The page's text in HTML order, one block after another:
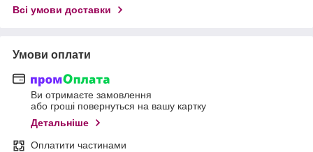
Всі умови доставки
Умови оплати
Ви отримаєте замовлення
або гроші повернуться на вашу картку
Детальніше
Оплатити частинами